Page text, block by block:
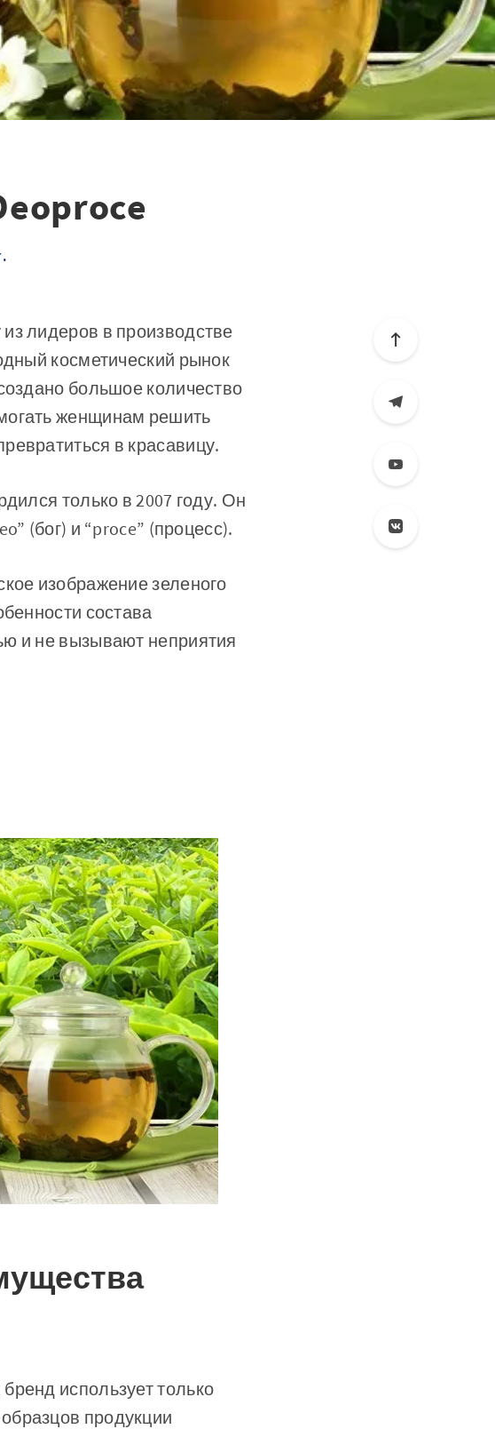
лидеров в производстве
косметический рынок
большое количество
женщинам решить
в красавицу.
только в 2007 году. Он
(бог) и “proce” (процесс).
изображение зеленого
состава
и не вызывают неприятия
использует только
продукции